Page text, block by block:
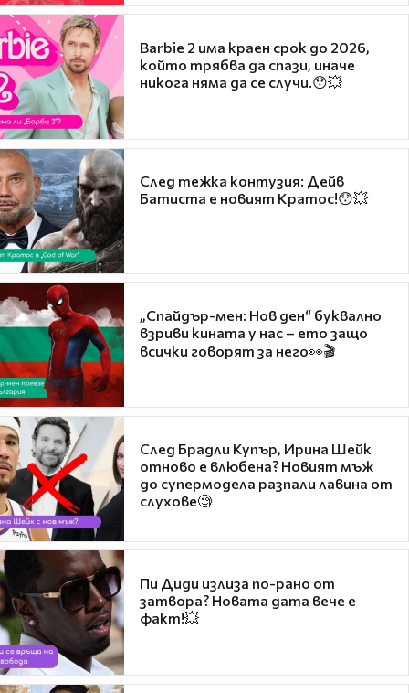
Barbie 2 има краен срок до 2026,
който трябва да спази, иначе
никога няма да се случи.😯💥
След тежка контузия: Дейв
Батиста е новият Кратос!😯💥
„Спайдър-мен: Нов ден“ буквално
взриви кината у нас – ето защо
всички говорят за него👀🎬
След Брадли Купър, Ирина Шейк
отново е влюбена? Новият мъж
до супермодела разпали лавина от
слухове🧐
Пи Диди излиза по-рано от
затвора? Новата дата вече е
факт!💥